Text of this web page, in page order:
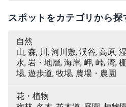
スポットをカテゴリから探
自然
山, 森, 川, 河川敷, 渓谷, 高原,
水, 岩・地層, 海岸, 岬, 峠, 湾,
場, 遊歩道, 牧場, 農場・農園
花・植物